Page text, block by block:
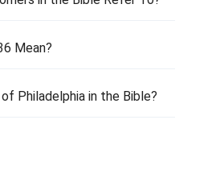
Mean?
Philadelphia in the Bible?